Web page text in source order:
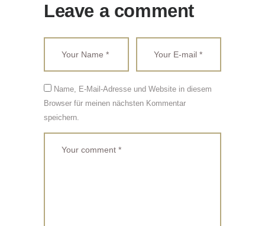
Leave a comment
Name, E-Mail-Adresse und Website in diesem
Browser für meinen nächsten Kommentar
speichern.